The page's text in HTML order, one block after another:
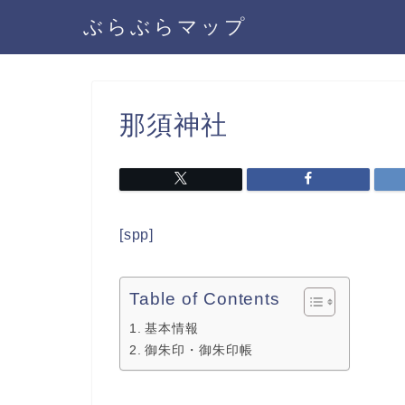
ぶらぶらマップ
那須神社
[spp]
Table of Contents
基本情報
御朱印・御朱印帳